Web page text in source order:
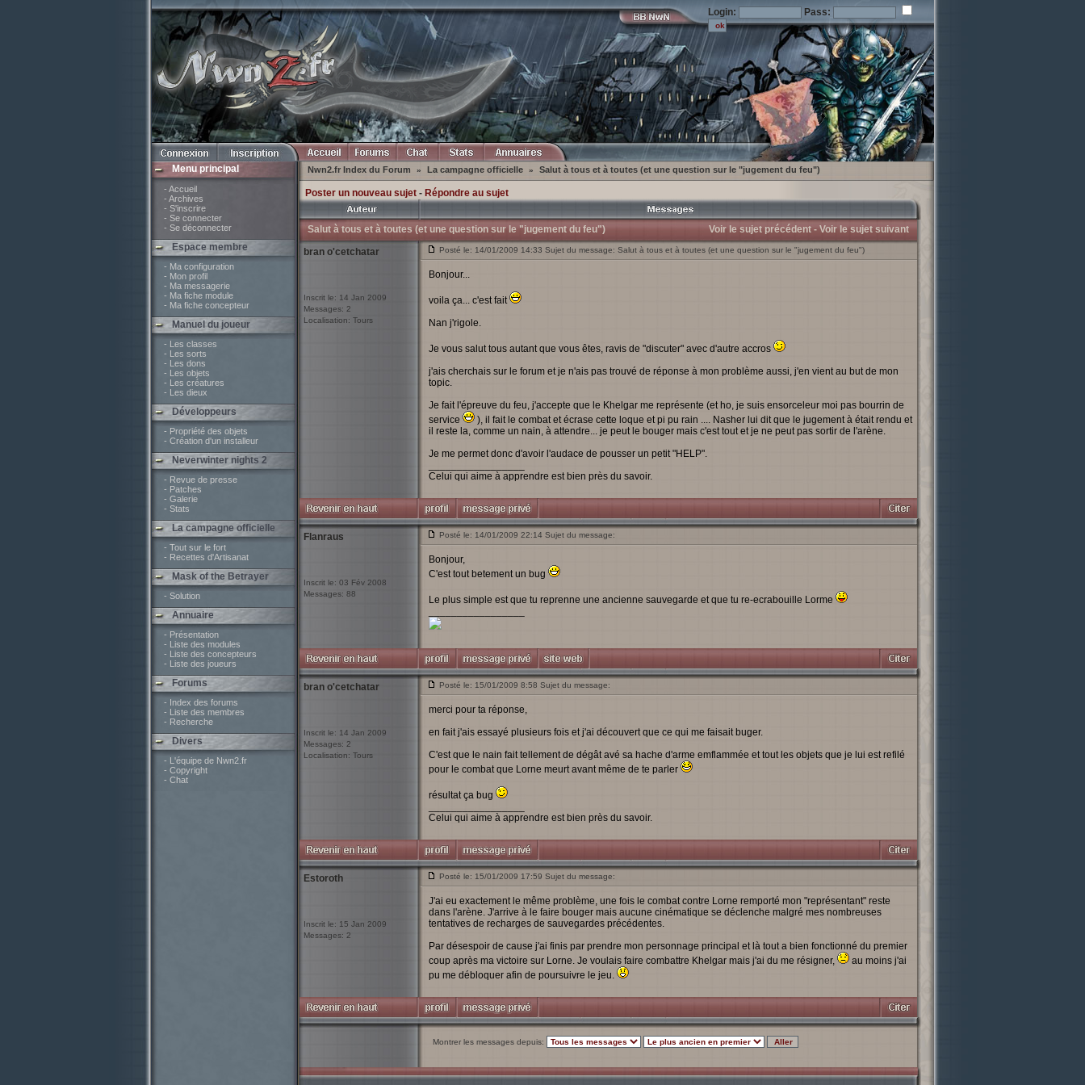
Login: Pass:
Menu principal
- Accueil
- Archives
- S'inscrire
- Se connecter
- Se déconnecter
Espace membre
- Ma configuration
- Mon profil
- Ma messagerie
- Ma fiche module
- Ma fiche concepteur
Manuel du joueur
- Les classes
- Les sorts
- Les dons
- Les objets
- Les créatures
- Les dieux
Développeurs
- Propriété des objets
- Création d'un installeur
Neverwinter nights 2
- Revue de presse
- Patches
- Galerie
- Stats
La campagne officielle
- Tout sur le fort
- Recettes d'Artisanat
Mask of the Betrayer
- Solution
Annuaire
- Présentation
- Liste des modules
- Liste des concepteurs
- Liste des joueurs
Forums
- Index des forums
- Liste des membres
- Recherche
Divers
- L'équipe de Nwn2.fr
- Copyright
- Chat
Nwn2.fr Index du Forum » La campagne officielle » Salut à tous et à toutes (et une question sur le "jugement du feu")
Poster un nouveau sujet- Répondre au sujet
Salut à tous et à toutes (et une question sur le "jugement du feu") Voir le sujet précédent - Voir le sujet suivant
bran o'cetchatar
Inscrit le: 14 Jan 2009
Messages: 2
Localisation: Tours
Posté le: 14/01/2009 14:33 Sujet du message: Salut à tous et à toutes (et une question sur le "jugement du feu")
Bonjour...
voila ça... c'est fait
Nan j'rigole.
Je vous salut tous autant que vous êtes, ravis de "discuter" avec d'autre accros
j'ais cherchais sur le forum et je n'ais pas trouvé de réponse à mon problème aussi, j'en vient au but de mon
topic.
Je fait l'épreuve du feu, j'accepte que le Khelgar me représente (et ho, je suis ensorceleur moi pas bourrin de
service
), il fait le combat et écrase cette loque et pi pu rain .... Nasher lui dit que le jugement à était rendu et
il reste la, comme un nain, à attendre... je peut le bouger mais c'est tout et je ne peut pas sortir de l'arène.
Je me permet donc d'avoir l'audace de pousser un petit "HELP".
Celui qui aime à apprendre est bien près du savoir.
Flanraus
Inscrit le: 03 Fév 2008
Messages: 88
Posté le: 14/01/2009 22:14 Sujet du message:
Bonjour,
C'est tout betement un bug
Le plus simple est que tu reprenne une ancienne sauvegarde et que tu re-ecrabouille Lorme
bran o'cetchatar
Inscrit le: 14 Jan 2009
Messages: 2
Localisation: Tours
Posté le: 15/01/2009 8:58 Sujet du message:
merci pour ta réponse,
en fait j'ais essayé plusieurs fois et j'ai découvert que ce qui me faisait buger.
C'est que le nain fait tellement de dégât avé sa hache d'arme emflammée et tout les objets que je lui est refilé
pour le combat que Lorne meurt avant même de te parler
résultat ça bug
Celui qui aime à apprendre est bien près du savoir.
Estoroth
Inscrit le: 15 Jan 2009
Messages: 2
Posté le: 15/01/2009 17:59 Sujet du message:
J'ai eu exactement le même problème, une fois le combat contre Lorne remporté mon "représentant" reste
dans l'arène. J'arrive à le faire bouger mais aucune cinématique se déclenche malgré mes nombreuses
tentatives de recharges de sauvegardes précédentes.
Par désespoir de cause j'ai finis par prendre mon personnage principal et là tout a bien fonctionné du premier
coup après ma victoire sur Lorne. Je voulais faire combattre Khelgar mais j'ai du me résigner,
au moins j'ai
pu me débloquer afin de poursuivre le jeu.
Montrer les messages depuis: